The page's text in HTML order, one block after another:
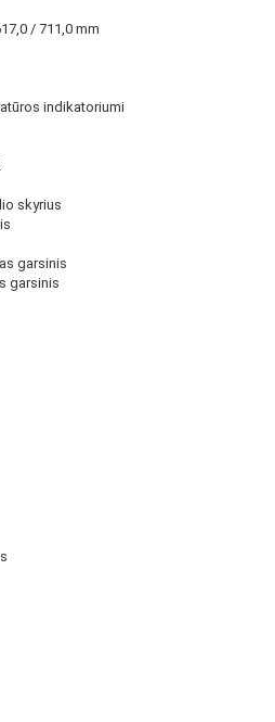
/ 711,0 mm
indikatoriumi
skyrius
garsinis
garsinis